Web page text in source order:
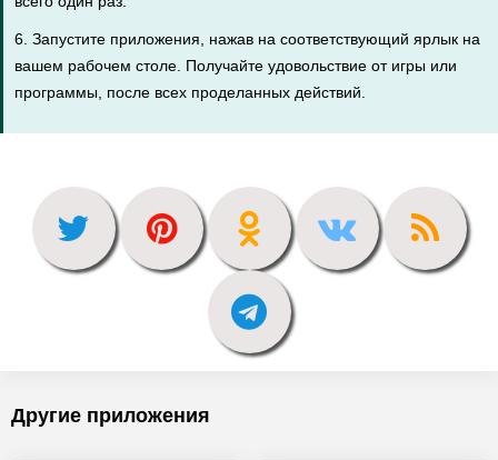
6. Запустите приложения, нажав на соответствующий ярлык на
вашем рабочем столе. Получайте удовольствие от игры или
программы, после всех проделанных действий.
Другие приложения